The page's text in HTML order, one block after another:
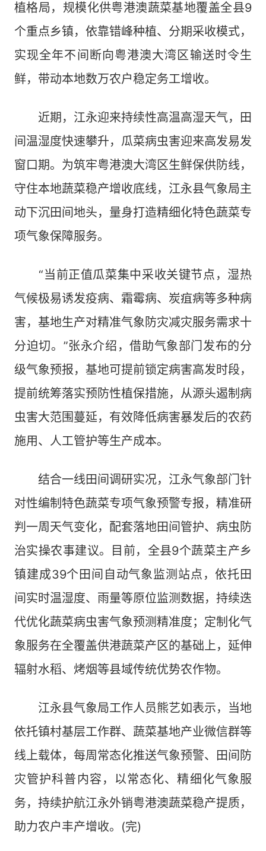
植格局，规模化供粤港澳蔬菜基地覆盖全县9
个重点乡镇，依靠错峰种植、分期采收模式，
实现全年不间断向粤港澳大湾区输送时令生
鲜，带动本地数万农户稳定务工增收。
近期，江永迎来持续性高温高湿天气，田
间温湿度快速攀升，瓜菜病虫害迎来高发易发
窗口期。为筑牢粤港澳大湾区生鲜保供防线，
守住本地蔬菜稳产增收底线，江永县气象局主
动下沉田间地头，量身打造精细化特色蔬菜专
项气象保障服务。
“当前正值瓜菜集中采收关键节点，湿热
气候极易诱发疫病、霜霉病、炭疽病等多种病
害，基地生产对精准气象防灾减灾服务需求十
分迫切。”张永介绍，借助气象部门发布的分
级气象预报，基地可提前锁定病害高发时段，
提前统筹落实预防性植保措施，从源头遏制病
虫害大范围蔓延，有效降低病害暴发后的农药
施用、人工管护等生产成本。
结合一线田间调研实况，江永气象部门针
对性编制特色蔬菜专项气象预警专报，精准研
判一周天气变化，配套落地田间管护、病虫防
治实操农事建议。目前，全县9个蔬菜主产乡
镇建成39个田间自动气象监测站点，依托田
间实时温湿度、雨量等原位监测数据，持续迭
代优化蔬菜病虫害气象预测精准度；定制化气
象服务在全覆盖供港蔬菜产区的基础上，延伸
辐射水稻、烤烟等县域传统优势农作物。
江永县气象局工作人员熊艺如表示，当地
依托镇村基层工作群、蔬菜基地产业微信群等
线上载体，每周常态化推送气象预警、田间防
灾管护科普内容，以常态化、精细化气象服
务，持续护航江永外销粤港澳蔬菜稳产提质，
助力农户丰产增收。(完)